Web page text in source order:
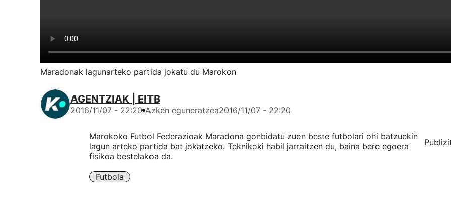
Maradonak lagunarteko partida jokatu du Marokon
AGENTZIAK | EITB
2016/11/07 - 22:20 Azken eguneratzea2016/11/07 - 22:20
Marokoko Futbol Federazioak Maradona gonbidatu zuen beste futbolari ohi batzuekin
lagun arteko partida bat jokatzeko. Teknikoki habil jarraitzen du, baina bere egoera
fisikoa bestelakoa da.
Futbola